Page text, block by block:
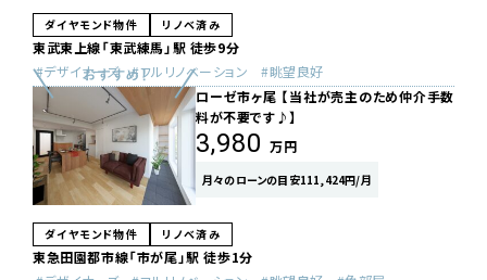
ダイヤモンド物件 リノベ済み
東武東上線「東武練馬」駅 徒歩9分
デザイナーズ
フルリノベーション
眺望良好
ローゼ市ヶ尾 【当社が売主のため仲介手数
料が不要です♪】
3,980 万円
月々のローンの目安111,424円/月
ダイヤモンド物件 リノベ済み
東急田園都市線「市が尾」駅 徒歩1分